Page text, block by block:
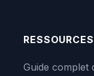
RESSOURCES
Guide complet